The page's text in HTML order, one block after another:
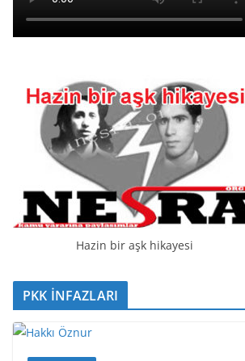
Hazin bir aşk hikayesi
PKK İNFAZLARI